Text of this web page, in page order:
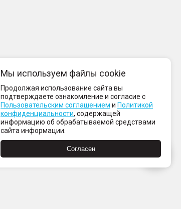
Мы используем файлы cookie
Продолжая использование сайта вы
подтверждаете ознакомление и согласие с
Пользовательским соглашением и Политикой
конфиденциальности, содержащей
информацию об обрабатываемой средствами
сайта информации.
Согласен